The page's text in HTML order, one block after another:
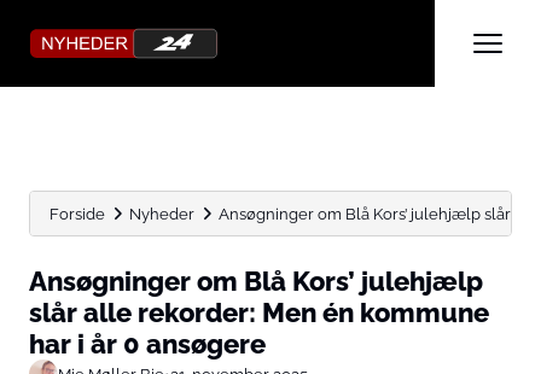
Forside Nyheder Ansøgninger om Blå Kors’ julehjælp slår
Ansøgninger om Blå Kors’ julehjælp
slår alle rekorder: Men én kommune
har i år 0 ansøgere